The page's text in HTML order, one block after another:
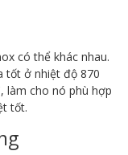
có thể khác nhau.
tốt ở nhiệt độ 870
làm cho nó phù hợp
tốt.